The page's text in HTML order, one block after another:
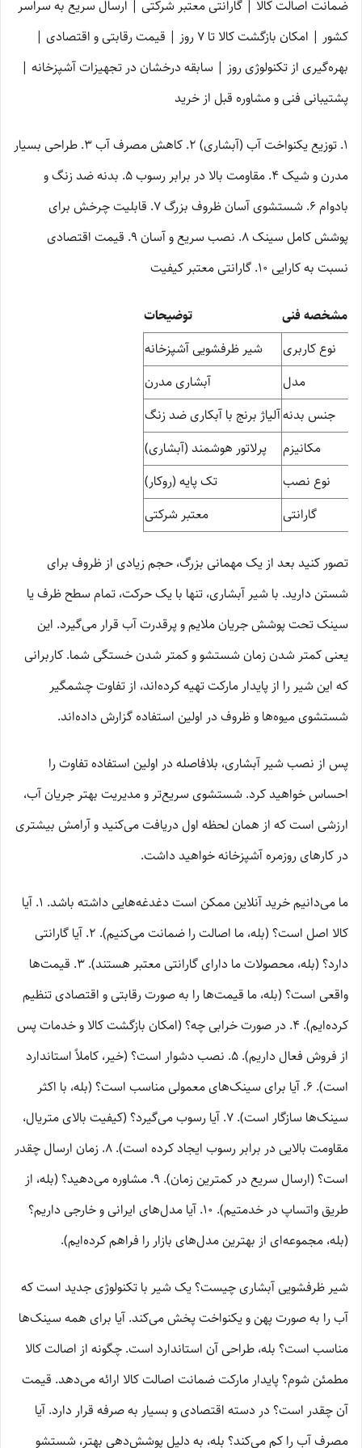
ضمانت اصالت کالا | گارانتی معتبر شرکتی | ارسال سریع به سراسر
کشور | امکان بازگشت کالا تا 7 روز | قیمت رقابتی و اقتصادی |
بهره‌گیری از تکنولوژی روز | سابقه درخشان در تجهیزات آشپزخانه |
پشتیبانی فنی و مشاوره قبل از خرید
۱. توزیع یکنواخت آب (آبشاری) ۲. کاهش مصرف آب ۳. طراحی بسیار
مدرن و شیک ۴. مقاومت بالا در برابر رسوب ۵. بدنه ضد زنگ و
بادوام ۶. شستشوی آسان ظروف بزرگ ۷. قابلیت چرخش برای
پوشش کامل سینک ۸. نصب سریع و آسان ۹. قیمت اقتصادی
نسبت به کارایی ۱۰. گارانتی معتبر کیفیت
مشخصه فنی
توضیحات
نوع کاربری
شیر ظرفشویی آشپزخانه
مدل
آبشاری مدرن
جنس بدنهآلیاژ برنج با آبکاری ضد زنگ
مکانیزم
پرلاتور هوشمند (آبشاری)
نوع نصب
تک پایه (روکار)
گارانتی
معتبر شرکتی
تصور کنید بعد از یک مهمانی بزرگ، حجم زیادی از ظروف برای
شستن دارید. با شیر آبشاری، تنها با یک حرکت، تمام سطح ظرف یا
سینک تحت پوشش جریان ملایم و پرقدرت آب قرار می‌گیرد. این
یعنی کمتر شدن زمان شستشو و کمتر شدن خستگی شما. کاربرانی
که این شیر را از پایدار مارکت تهیه کرده‌اند، از تفاوت چشمگیر
شستشوی میوه‌ها و ظروف در اولین استفاده گزارش داده‌اند.
پس از نصب شیر آبشاری، بلافاصله در اولین استفاده تفاوت را
احساس خواهید کرد. شستشوی سریع‌تر و مدیریت بهتر جریان آب،
ارزشی است که از همان لحظه اول دریافت می‌کنید و آرامش بیشتری
در کارهای روزمره آشپزخانه خواهید داشت.
ما می‌دانیم خرید آنلاین ممکن است دغدغه‌هایی داشته باشد. ۱. آیا
کالا اصل است؟ (بله، ما اصالت را ضمانت می‌کنیم). ۲. آیا گارانتی
دارد؟ (بله، محصولات ما دارای گارانتی معتبر هستند). ۳. قیمت‌ها
واقعی است؟ (بله، ما قیمت‌ها را به صورت رقابتی و اقتصادی تنظیم
کرده‌ایم). ۴. در صورت خرابی چه؟ (امکان بازگشت کالا و خدمات پس
از فروش فعال داریم). ۵. نصب دشوار است؟ (خیر، کاملاً استاندارد
است). ۶. آیا برای سینک‌های معمولی مناسب است؟ (بله، با اکثر
سینک‌ها سازگار است). ۷. آیا رسوب می‌گیرد؟ (کیفیت بالای متریال،
مقاومت بالایی در برابر رسوب ایجاد کرده است). ۸. زمان ارسال چقدر
است؟ (ارسال سریع در کمترین زمان). ۹. مشاوره می‌دهید؟ (بله، از
طریق واتساپ در خدمتیم). ۱۰. آیا مدل‌های ایرانی و خارجی داریم؟
(بله، مجموعه‌ای از بهترین مدل‌های بازار را فراهم کرده‌ایم).
شیر ظرفشویی آبشاری چیست؟ یک شیر با تکنولوژی جدید است که
آب را به صورت پهن و یکنواخت پخش می‌کند. آیا برای همه سینک‌ها
مناسب است؟ بله، طراحی آن استاندارد است. چگونه از اصالت کالا
مطمئن شوم؟ پایدار مارکت ضمانت اصالت کالا ارائه می‌دهد. قیمت
آن چقدر است؟ در دسته اقتصادی و بسیار به صرفه قرار دارد. آیا
مصرف آب را کم می‌کند؟ بله، به دلیل پوشش‌دهی بهتر، شستشو